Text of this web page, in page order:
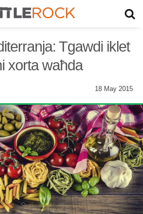
Tgawdi iklet
xorta waħda
18 May 2015